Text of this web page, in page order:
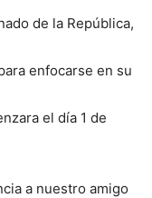
de la República,
enfocarse en su
el día 1 de
a nuestro amigo